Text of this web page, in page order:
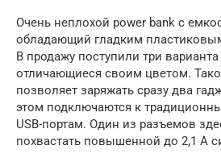
Очень неплохой power bank с
обладающий гладким
В продажу поступили три варианта
отличающиеся своим цветом.
позволяет заряжать сразу два
этом подключаются к
USB-портам. Один из разъемов
похвастать повышенной до 2,1 А